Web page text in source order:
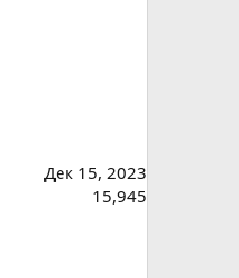
Дек 15, 2023
15,945